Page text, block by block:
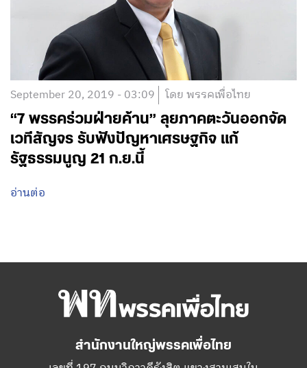
September 20, 2019 - 03:09 โดย พรรคเพื่อไทย
“7 พรรคร่วมฝ่ายค้าน” ลุยภาคตะวันออกจัด
เวทีสัญจร รับฟังปัญหาเศรษฐกิจ แก้
รัฐธรรมนูญ 21 ก.ย.นี้
อ่านต่อ
สำนักงานใหญ่พรรคเพื่อไทย